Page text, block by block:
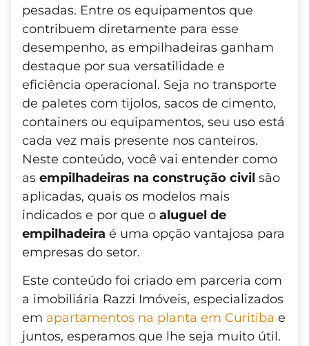
pesadas. Entre os equipamentos que
contribuem diretamente para esse
desempenho, as empilhadeiras ganham
destaque por sua versatilidade e
eficiência operacional. Seja no transporte
de paletes com tijolos, sacos de cimento,
containers ou equipamentos, seu uso está
cada vez mais presente nos canteiros.
Neste conteúdo, você vai entender como
as empilhadeiras na construção civil são
aplicadas, quais os modelos mais
indicados e por que o aluguel de
empilhadeira é uma opção vantajosa para
empresas do setor.
Este conteúdo foi criado em parceria com
a imobiliária Razzi Imóveis, especializados
em apartamentos na planta em Curitiba e
juntos, esperamos que lhe seja muito útil.